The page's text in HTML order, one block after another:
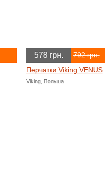
578 грн. 792 грн.
Перчатки Viking VENUS
Viking, Польша